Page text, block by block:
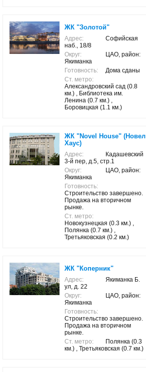
ЖК "Золотой"
Адрес:
Софийская
наб., 18/8
Округ:
ЦАО, район:
Якиманка
Готовность:
Дома сданы
Ст. метро:
Александровский сад (0.8
км.) , Библиотека им.
Ленина (0.7 км.) ,
Боровицкая (1.1 км.)
ЖК "Novel House" (Новел
Хаус)
Адрес:
Кадашевский
3-й пер, д.5, стр.1
Округ:
ЦАО, район:
Якиманка
Готовность:
Строительство завершено.
Продажа на вторичном
рынке.
Ст. метро:
Новокузнецкая (0.3 км.) ,
Полянка (0.7 км.) ,
Третьяковская (0.2 км.)
ЖК "Коперник"
Адрес:
Якиманка Б.
ул, д. 22
Округ:
ЦАО, район:
Якиманка
Готовность:
Строительство завершено.
Продажа на вторичном
рынке.
Ст. метро:
Полянка (0.3
км.) , Третьяковская (0.7 км.)